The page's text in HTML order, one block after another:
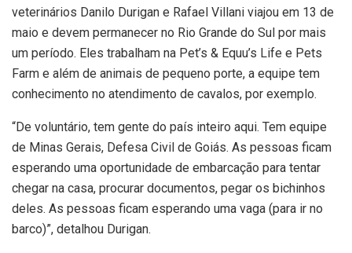
veterinários Danilo Durigan e Rafael Villani viajou em 13 de
maio e devem permanecer no Rio Grande do Sul por mais
um período. Eles trabalham na Pet’s & Equu’s Life e Pets
Farm e além de animais de pequeno porte, a equipe tem
conhecimento no atendimento de cavalos, por exemplo.
“De voluntário, tem gente do país inteiro aqui. Tem equipe
de Minas Gerais, Defesa Civil de Goiás. As pessoas ficam
esperando uma oportunidade de embarcação para tentar
chegar na casa, procurar documentos, pegar os bichinhos
deles. As pessoas ficam esperando uma vaga (para ir no
barco)”, detalhou Durigan.